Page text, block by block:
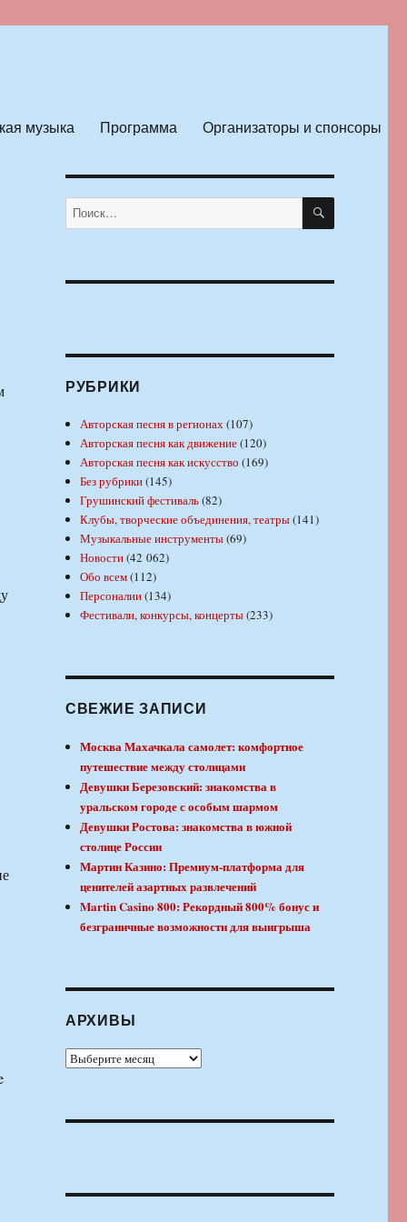
музыка Программа Организаторы и спонсоры
Искать: ПОИСК
РУБРИКИ
Авторская песня в регионах(107)
Авторская песня как движение(120)
Авторская песня как искусство (169)
Без рубрики(145)
Грушинский фестиваль(82)
Клубы, творческие объединения, театры(141)
Музыкальные инструменты(69)
Новости(42 062)
Обо всем(112)
Персоналии(134)
Фестивали, конкурсы, концерты(233)
СВЕЖИЕ ЗАПИСИ
Москва Махачкала самолет: комфортное
путешествие между столицами
Девушки Березовский: знакомства в
уральском городе с особым шармом
Девушки Ростова: знакомства в южной
столице России
Мартин Казино: Премиум-платформа для
ценителей азартных развлечений
Martin Casino 800: Рекордный 800% бонус и
безграничные возможности для выигрыша
АРХИВЫ
Архивы